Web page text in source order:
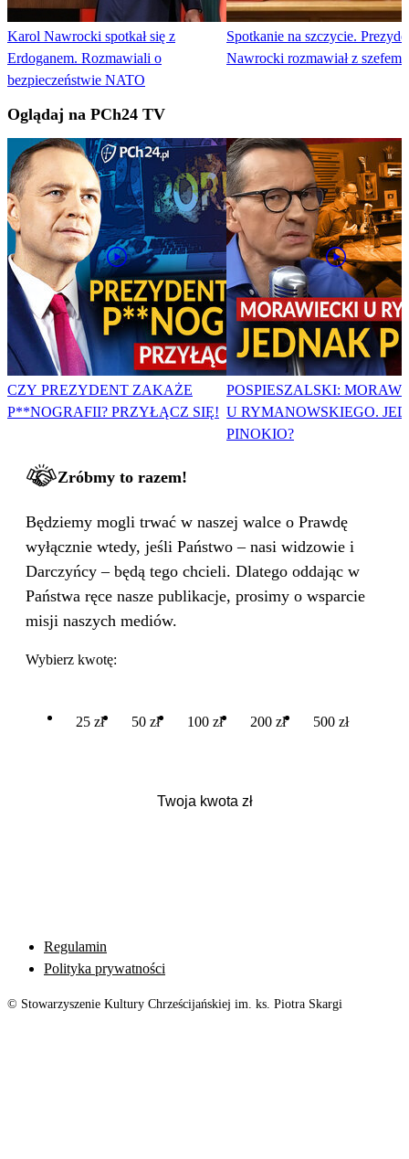
Karol Nawrocki spotkał się z
Erdoganem. Rozmawiali o
bezpieczeństwie NATO
Spotkanie na szczycie.
Nawrocki rozmawiał z szefem
Oglądaj na PCh24 TV
CZY PREZYDENT ZAKAŻE
P**NOGRAFII? PRZYŁĄCZ SIĘ!
POSPIESZALSKI:
U RYMANOWSKIEGO.
PINOKIO?
Zróbmy to razem!
Będziemy mogli trwać w naszej walce o Prawdę
wyłącznie wtedy, jeśli Państwo – nasi widzowie i
Darczyńcy – będą tego chcieli. Dlatego oddając w
Państwa ręce nasze publikacje, prosimy o wsparcie
misji naszych mediów.
Wybierz kwotę:
25 zł 50 zł 100 zł 200 zł 500 zł
Regulamin
Polityka prywatności
© Stowarzyszenie Kultury Chrześcijańskiej im. ks. Piotra Skargi